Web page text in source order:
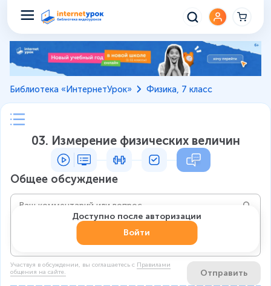
Библиотека «ИнтернетУрок» Физика, 7 класс
03. Измерение физических величин
Общее обсуждение
Участвуя в обсуждении, вы соглашаетесь c Правилами
общения на сайте.
Отправить
Доступно после авторизации
Войти